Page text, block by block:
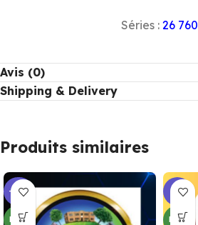
Séries : 26 760
Avis (0)
Shipping & Delivery
Produits similaires
-20%
NEW
-5%
NEW